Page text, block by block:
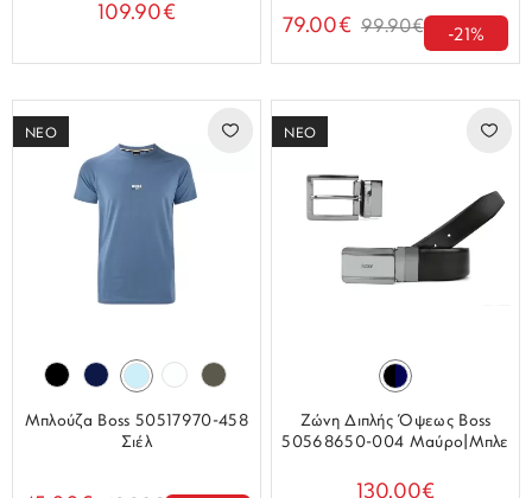
109.90€
79.00€ 99.90€ -21%
ΝΕΟ
Μπλούζα Boss 50517970-458
Σιέλ
ΝΕΟ
Ζώνη Διπλής Όψεως Boss
50568650-004 Μαύρο|Μπλε
130.00€